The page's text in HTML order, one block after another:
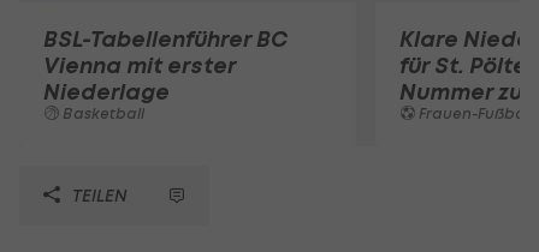
BSL-Tabellenführer BC
Vienna mit erster
Niederlage
Basketball
Klare
für St.
Nummer zu
Frauen-Fußball
TEILEN